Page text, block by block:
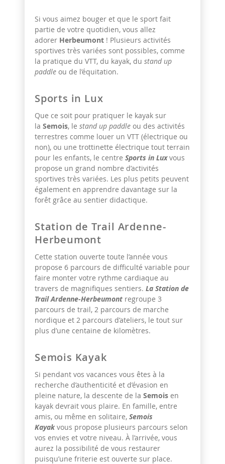
Si vous aimez bouger et que le sport fait
partie de votre quotidien, vous allez
adorer Herbeumont ! Plusieurs activités
sportives très variées sont possibles, comme
la pratique du VTT, du kayak, du stand up
paddle ou de l’équitation.
Sports in Lux
Que ce soit pour pratiquer le kayak sur
la Semois, le stand up paddle ou des activités
terrestres comme louer un VTT (électrique ou
non), ou une trottinette électrique tout terrain
pour les enfants, le centre Sports in Luxvous
propose un grand nombre d’activités
sportives très variées. Les plus petits peuvent
également en apprendre davantage sur la
forêt grâce au sentier didactique.
Station de Trail Ardenne-
Herbeumont
Cette station ouverte toute l’année vous
propose 6 parcours de difficulté variable pour
faire monter votre rythme cardiaque au
travers de magnifiques sentiers. La Station de
Trail Ardenne-Herbeumont regroupe 3
parcours de trail, 2 parcours de marche
nordique et 2 parcours d’ateliers, le tout sur
plus d’une centaine de kilomètres.
Semois Kayak
Si pendant vos vacances vous êtes à la
recherche d’authenticité et d’évasion en
pleine nature, la descente de la Semois en
kayak devrait vous plaire. En famille, entre
amis, ou même en solitaire, Semois
Kayakvous propose plusieurs parcours selon
vos envies et votre niveau. À l’arrivée, vous
aurez la possibilité de vous restaurer
puisqu’une friterie est ouverte sur place.